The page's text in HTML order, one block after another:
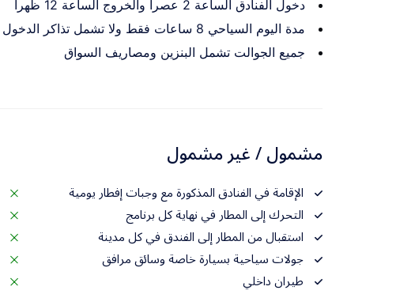
دخول الفنادق الساعة 2 عصرا والخروج الساعة 12 ظهرا
مدة اليوم السياحي 8 ساعات فقط ولا تشمل تذاكر الدخول للامكان السياحية
جميع الجوالت تشمل البنزين ومصاريف السواق
مشمول / غير مشمول
الإقامة في الفنادق المذكورة مع وجبات إفطار يومية
التحرك إلى المطار في نهاية كل برنامج
استقبال من المطار إلى الفندق في كل مدينة
جولات سياحية بسيارة خاصة وسائق مرافق
طيران داخلي